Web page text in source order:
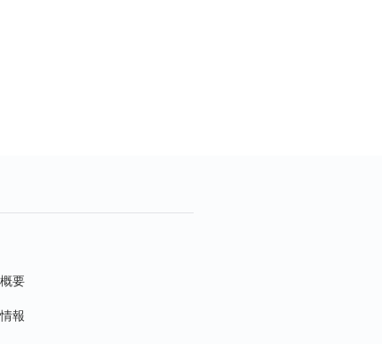
要
報